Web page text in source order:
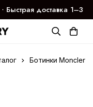
Быстрая доставка 1–3
Ботинки Moncler